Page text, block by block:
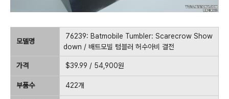
모델명
76239: Batmobile Tumbler: Scarecrow Show
down / 배트모빌 텀블러 허수아비 결전
가격 $39.99 / 54,900원
부품수 422개